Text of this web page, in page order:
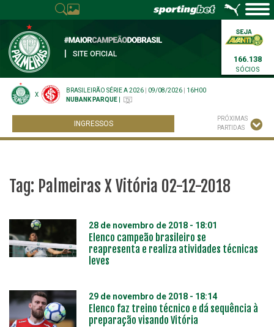
SITE OFICIAL
166.138
SÓCIOS
X
BRASILEIRÃO SÉRIE A 2026 09/08/2026
16H00
NUBANK PARQUE
INGRESSOS
PRÓXIMAS
PARTIDAS
Tag: Palmeiras X Vitória 02-12-2018
28 de novembro de 2018 - 18:01
Elenco campeão brasileiro se
reapresenta e realiza atividades técnicas
leves
29 de novembro de 2018 - 18:14
Elenco faz treino técnico e dá sequência à
preparação visando Vitória